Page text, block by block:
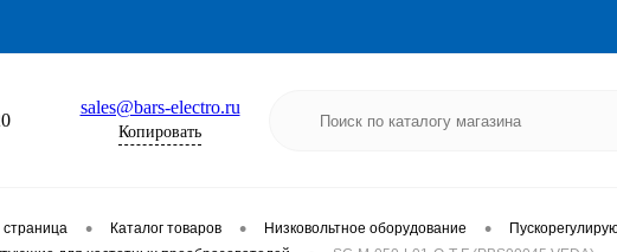
sales@bars-electro.ru
Копировать
страница • Каталог товаров • Низковольтное оборудование •